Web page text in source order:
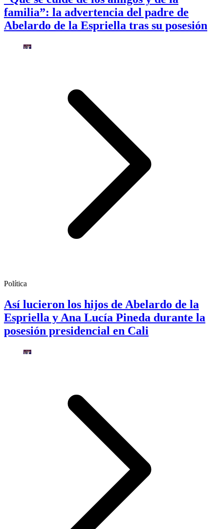
familia”: la advertencia del padre de
Abelardo de la Espriella tras su posesión
Política
Así lucieron los hijos de Abelardo de la
Espriella y Ana Lucía Pineda durante la
posesión presidencial en Cali